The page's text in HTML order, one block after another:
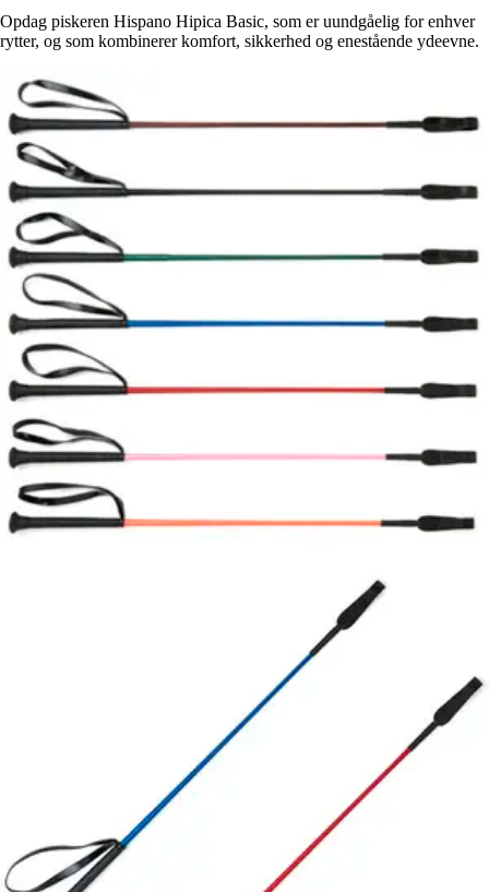
Opdag piskeren Hispano Hipica Basic, som er uundgåelig for enhver
rytter, og som kombinerer komfort, sikkerhed og enestående ydeevne.